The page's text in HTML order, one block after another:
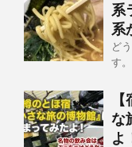
系
系
ど
す
な
よ